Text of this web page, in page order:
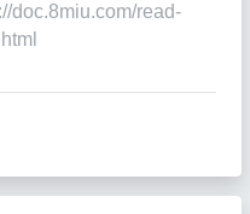
doc.8miu.com/read-